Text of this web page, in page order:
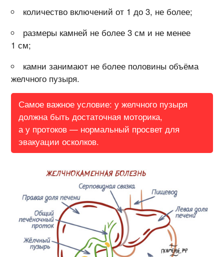
количество включений от 1 до 3, не более;
размеры камней не более 3 см и не менее
1 см;
камни занимают не более половины объёма
желчного пузыря.
Самое важное условие: у желчного пузыря
должна быть достаточная моторика,
а у протоков — нормальный просвет для
эвакуации осколков.